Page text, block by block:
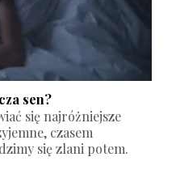
sen?
się najróżniejsze
czasem
się zlani potem.